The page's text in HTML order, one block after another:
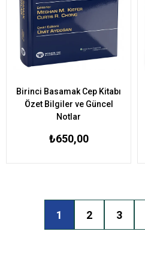
Birinci Basamak Cep Kitabı
Özet Bilgiler ve Güncel
Notlar
₺650,00
1 2 3